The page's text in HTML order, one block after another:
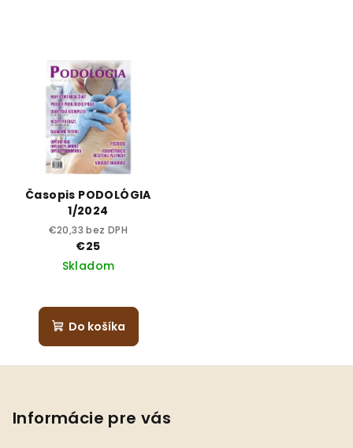
Časopis PODOLÓGIA
1/2024
€20,33 bez DPH
€25
Skladom
Do košíka
Informácie pre vás